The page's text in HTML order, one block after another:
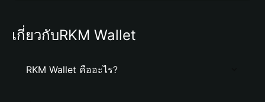
เกี่ยวกับRKM Wallet
RKM Wallet คืออะไร?